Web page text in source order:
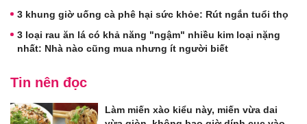
3 khung giờ uống cà phê hại sức khỏe: Rút ngắn tuổi thọ
3 loại rau ăn lá có khả năng "ngậm" nhiều kim loại nặng
nhất: Nhà nào cũng mua nhưng ít người biết
Tin nên đọc
Làm miến xào kiểu này, miến vừa dai